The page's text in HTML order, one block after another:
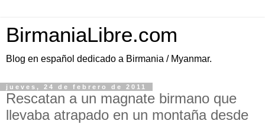
BirmaniaLibre.com
Blog en español dedicado a Birmania / Myanmar.
jueves, 24 de febrero de 2011
Rescatan a un magnate birmano que
llevaba atrapado en un montaña desde